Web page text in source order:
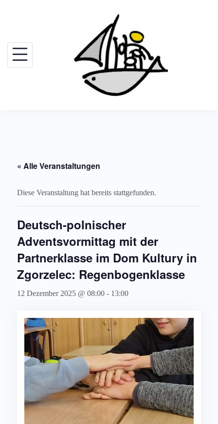
« Alle Veranstaltungen
Diese Veranstaltung hat bereits stattgefunden.
Deutsch-polnischer
Adventsvormittag mit der
Partnerklasse im Dom Kultury in
Zgorzelec: Regenbogenklasse
12 Dezember 2025 @ 08:00 - 13:00